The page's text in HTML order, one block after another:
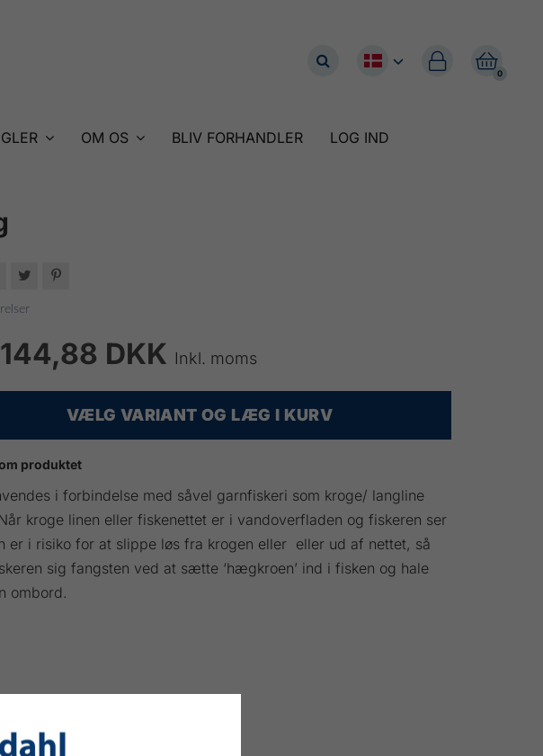

0

OM OS BLIV FORHANDLER LOG IND
 
144,88 DKK Inkl. moms
VÆLG VARIANT OG LÆG I KURV
produktet
i forbindelse med såvel garnfiskeri som kroge/ langline
kroge linen eller fiskenettet er i vandoverfladen og fiskeren ser
er i risiko for at slippe løs fra krogen eller eller ud af nettet, så
sig fangsten ved at sætte ‘hægkroen’ ind i fisken og hale
ombord.